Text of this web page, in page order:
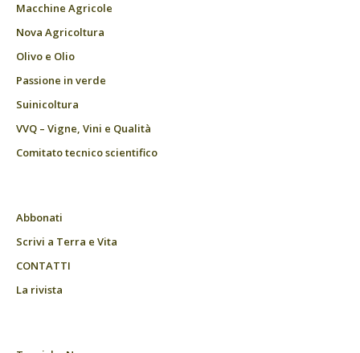
Macchine Agricole
Nova Agricoltura
Olivo e Olio
Passione in verde
Suinicoltura
VVQ – Vigne, Vini e Qualità
Comitato tecnico scientifico
Abbonati
Scrivi a Terra e Vita
CONTATTI
La rivista